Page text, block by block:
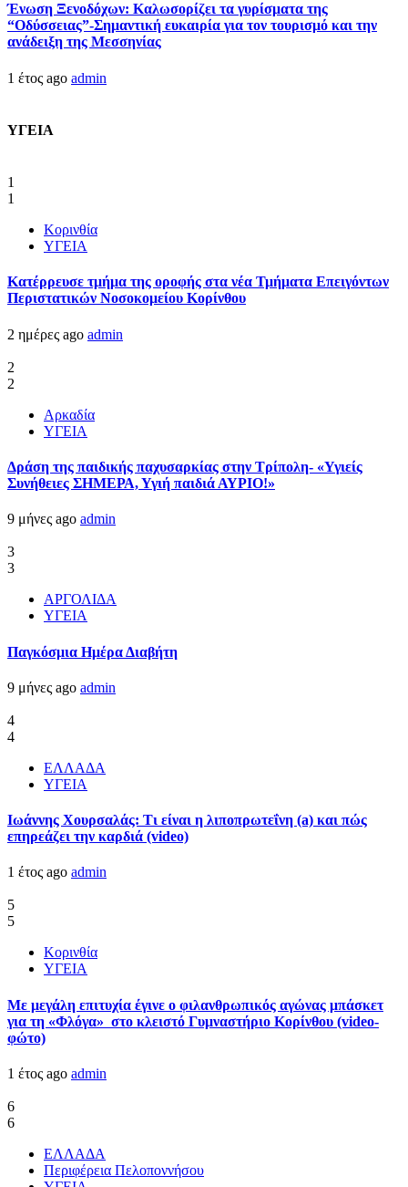
Ένωση Ξενοδόχων: Καλωσορίζει τα γυρίσματα της
“Οδύσσειας”-Σημαντική ευκαιρία για τον τουρισμό και την
ανάδειξη της Μεσσηνίας
1 έτος ago admin
ΥΓΕΙΑ
1
1
Κορινθία
ΥΓΕΙΑ
Kατέρρευσε τμήμα της οροφής στα νέα Τμήματα Επειγόντων
Περιστατικών Νοσοκομείου Κορίνθου
2 ημέρες ago admin
2
2
Αρκαδία
ΥΓΕΙΑ
Δράση της παιδικής παχυσαρκίας στην Τρίπολη- «Υγιείς
Συνήθειες ΣΗΜΕΡΑ, Υγιή παιδιά ΑΥΡΙΟ!»
9 μήνες ago admin
3
3
ΑΡΓΟΛΙΔΑ
ΥΓΕΙΑ
Παγκόσμια Ημέρα Διαβήτη
9 μήνες ago admin
4
4
ΕΛΛΑΔΑ
ΥΓΕΙΑ
Ιωάννης Χουρσαλάς: Τι είναι η λιποπρωτεΐνη (a) και πώς
επηρεάζει την καρδιά (video)
1 έτος ago admin
5
5
Κορινθία
ΥΓΕΙΑ
Με μεγάλη επιτυχία έγινε ο φιλανθρωπικός αγώνας μπάσκετ
για τη «Φλόγα» στο κλειστό Γυμναστήριο Κορίνθου (video-
φώτο)
1 έτος ago admin
6
6
ΕΛΛΑΔΑ
Περιφέρεια Πελοποννήσου